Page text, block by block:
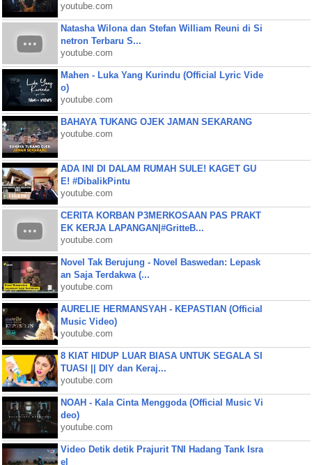
youtube.com
Natasha Wilona dan Stefan William Reuni di Si
netron Terbaru S...
youtube.com
Mahen - Luka Yang Kurindu (Official Lyric Vide
o)
youtube.com
BAHAYA TUKANG OJEK JAMAN SEKARANG
youtube.com
ADA INI DI DALAM RUMAH SULE! KAGET GU
E! #DibalikPintu
youtube.com
CERITA KORBAN P3MERKOSAAN PAS PRAKT
EK KERJA LAPANGAN|#GritteB...
youtube.com
Novel Tak Berujung - Novel Baswedan: Lepask
an Saja Terdakwa (...
youtube.com
AURELIE HERMANSYAH - KEPASTIAN (Official
Music Video)
youtube.com
8 KIAT HIDUP LUAR BIASA UNTUK SEGALA SI
TUASI || DIY dan Keraj...
youtube.com
NOAH - Kala Cinta Menggoda (Official Music Vi
deo)
youtube.com
Video Detik detik Prajurit TNI Hadang Tank Isra
el